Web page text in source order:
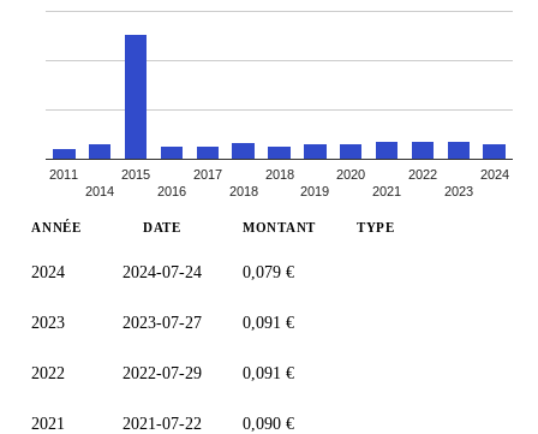
2011
2014
2015
2016
2017
2018
2018
2019
2020
2021
2022
2023
2024
ANNÉE DATE MONTANT TYPE
2024 2024-07-24 0,079 €
2023 2023-07-27 0,091 €
2022 2022-07-29 0,091 €
2021 2021-07-22 0,090 €